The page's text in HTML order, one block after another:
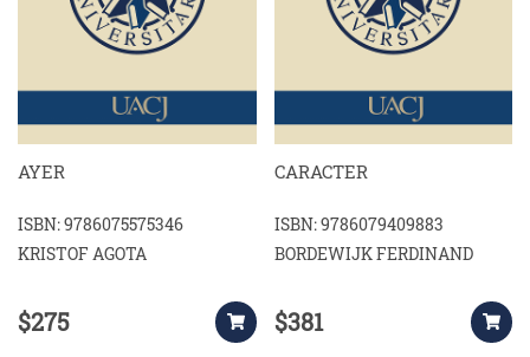
AYER
ISBN: 9786075575346
KRISTOF AGOTA
$275
CARACTER
ISBN: 9786079409883
BORDEWIJK FERDINAND
$381